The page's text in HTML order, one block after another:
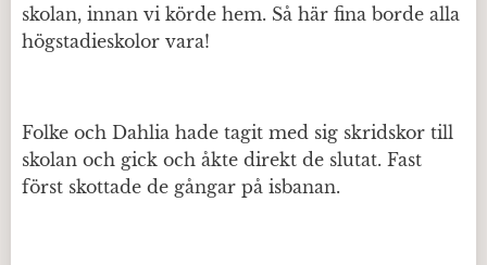
skolan, innan vi körde hem. Så här fina borde alla
högstadieskolor vara!
Folke och Dahlia hade tagit med sig skridskor till
skolan och gick och åkte direkt de slutat. Fast
först skottade de gångar på isbanan.